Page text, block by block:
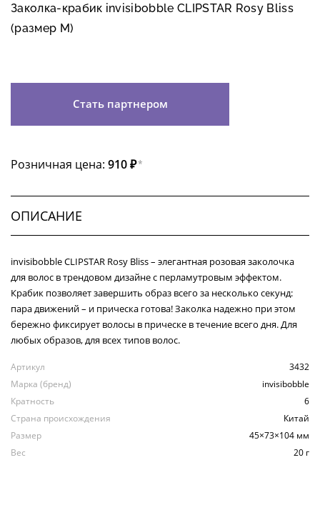
Заколка-крабик invisibobble CLIPSTAR Rosy Bliss
(размер М)
Стать партнером
Розничная цена: 910 ₽*
ОПИСАНИЕ
invisibobble CLIPSTAR Rosy Bliss – элегантная розовая заколочка
для волос в трендовом дизайне с перламутровым эффектом.
Крабик позволяет завершить образ всего за несколько секунд:
пара движений – и прическа готова! Заколка надежно при этом
бережно фиксирует волосы в прическе в течение всего дня. Для
любых образов, для всех типов волос.
Артикул
3432
Марка (бренд)
invisibobble
Кратность
6
Страна происхождения
Китай
Размер
45×73×104 мм
Вес
20 г